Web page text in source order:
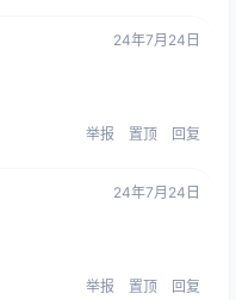
24年7月24日
举报 置顶 回复
24年7月24日
举报 置顶 回复